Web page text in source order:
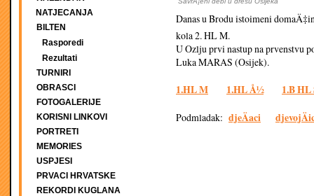
NATJECANJA
BILTEN
Rasporedi
Rezultati
TURNIRI
OBRASCI
FOTOGALERIJE
KORISNI LINKOVI
PORTRETI
MEMORIES
USPJESI
PRVACI HRVATSKE
REKORDI KUGLANA
Danas u Brodu istoimeni
kola 2. HL M.
U Ozlju prvi nastup na prvenstvu
Luka MARAS (Osijek).
1.HL M 1.HL Å½ 1.B HL
Podmladak: djeÄaci